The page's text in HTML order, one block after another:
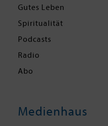
Gutes Leben
Spiritualität
Podcasts
Radio
Abo
Medienhaus